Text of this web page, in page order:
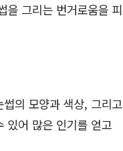
을 그리는 번거로움을 피
의 모양과 색상, 그리고
있어 많은 인기를 얻고